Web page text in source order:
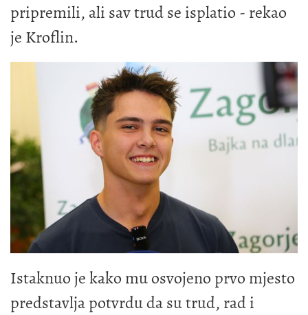
pripremili, ali sav trud se isplatio - rekao
je Kroflin.
Istaknuo je kako mu osvojeno prvo mjesto
predstavlja potvrdu da su trud, rad i